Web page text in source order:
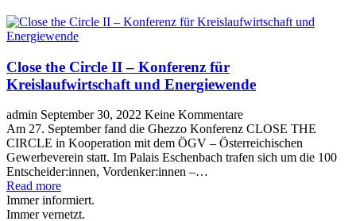
Close the Circle II – Konferenz für
Kreislaufwirtschaft und Energiewende
admin September 30, 2022 Keine Kommentare
Am 27. September fand die Ghezzo Konferenz CLOSE THE
CIRCLE in Kooperation mit dem ÖGV – Österreichischen
Gewerbeverein statt. Im Palais Eschenbach trafen sich um die 100
Entscheider:innen, Vordenker:innen –…
Read more
Immer informiert.
Immer vernetzt.